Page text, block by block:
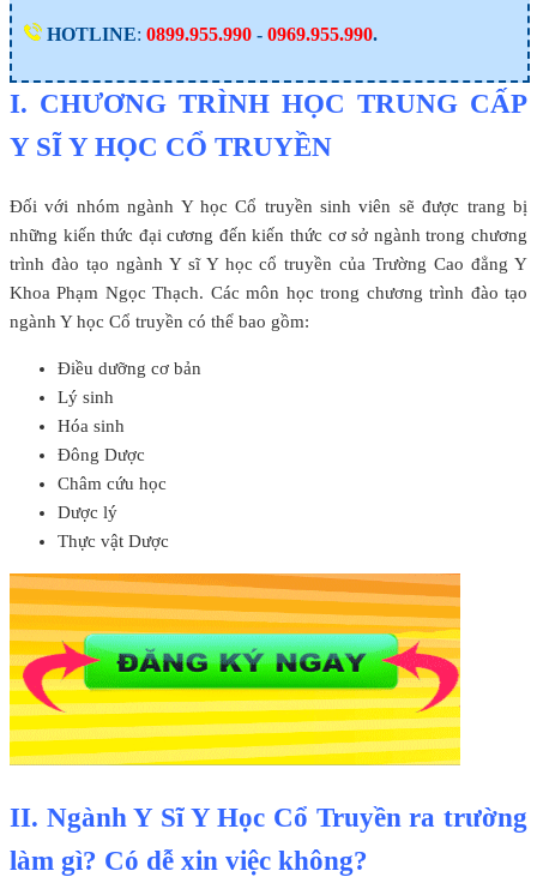
HOTLINE: 0899.955.990 - 0969.955.990.
I. CHƯƠNG TRÌNH HỌC TRUNG CẤP
Y SĨ Y HỌC CỔ TRUYỀN
Đối với nhóm ngành Y học Cổ truyền sinh viên sẽ được trang bị
những kiến thức đại cương đến kiến thức cơ sở ngành trong chương
trình đào tạo ngành Y sĩ Y học cổ truyền của Trường Cao đẳng Y
Khoa Phạm Ngọc Thạch. Các môn học trong chương trình đào tạo
ngành Y học Cổ truyền có thể bao gồm:
Điều dưỡng cơ bản
Lý sinh
Hóa sinh
Đông Dược
Châm cứu học
Dược lý
Thực vật Dược
II. Ngành Y Sĩ Y Học Cổ Truyền ra trường
làm gì? Có dễ xin việc không?